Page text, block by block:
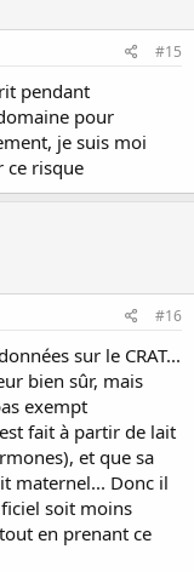
#15
pendant
pour
je suis moi
ce risque
#16
sur le CRAT...
bien sûr, mais
exempt
fait à partir de lait
et que sa
maternel... Donc il
soit moins
en prenant ce